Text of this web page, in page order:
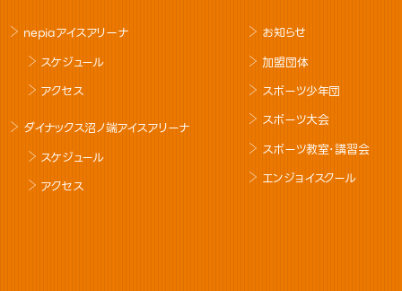
nepiaアイスアリーナ
スケジュール
アクセス
ダイナックス沼ノ端アイスアリーナ
スケジュール
アクセス
お知らせ
加盟団体
スポーツ少年団
スポーツ大会
スポーツ教室･講習会
エンジョイスクール